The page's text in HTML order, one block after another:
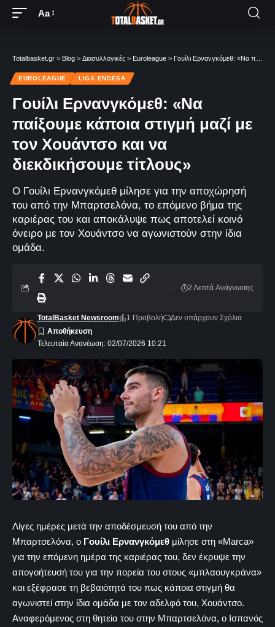
Aa
Totalbasket.gr > Blog > Διασυλλογικές > Euroleague > Γουίλι Ερνανγκόμεθ: «Να παίξουμε κάποια στιγμή μαζί με τον Χουάντσο και να διεκδικήσουμε τίτλους»
EUROLEAGUE LIGA ENDESA
Γουίλι Ερνανγκόμεθ: «Να
παίξουμε κάποια στιγμή μαζί με
τον Χουάντσο και να
διεκδικήσουμε τίτλους»
Ο Γουίλι Ερνανγκόμεθ μίλησε για την αποχώρησή
του από την Μπαρτσελόνα, το επόμενο βήμα της
καριέρας του και αποκάλυψε πως αποτελεί κοινό
όνειρο με τον Χουάντσο να αγωνιστούν στην ίδια
ομάδα.
Τελευταία Ανανέωση: 02/07/2026 10:21
TotalBasket Newsroom 1 Προβολή Δεν υπάρχουν Σχόλια
2 Λεπτά Aνάγνωσης
Λίγες ημέρες μετά την αποδέσμευσή του από την
Μπαρτσελόνα, ο Γουίλι Ερνανγκόμεθ μίλησε στη «Marca»
για την επόμενη ημέρα της καριέρας του, δεν έκρυψε την
απογοήτευσή του για την πορεία του στους «μπλαουγκράνα»
και εξέφρασε τη βεβαιότητά του πως κάποια στιγμή θα
αγωνιστεί στην ίδια ομάδα με τον αδελφό του, Χουάντσο.
Αναφερόμενος στη θητεία του στην Μπαρτσελόνα, ο Ισπανός